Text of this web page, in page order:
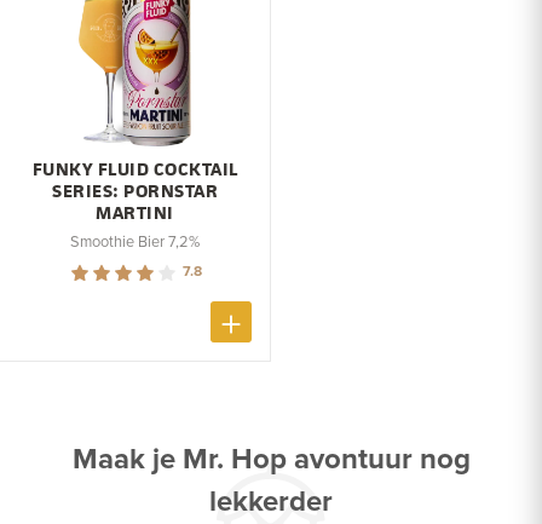
FUNKY FLUID COCKTAIL
SERIES: PORNSTAR
MARTINI
Smoothie Bier 7,2%
7.8
Maak je Mr. Hop avontuur nog
lekkerder